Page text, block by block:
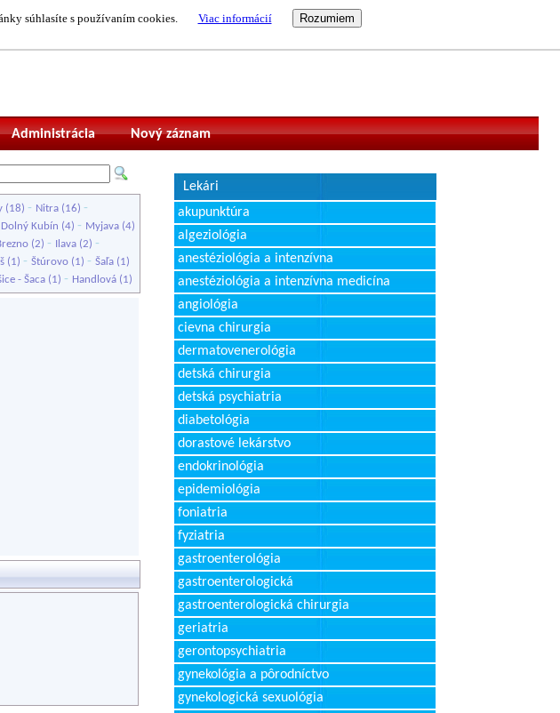
súhlasíte s používaním cookies. Viac informácií
Nový záznam
Administrácia
(18) - Nitra (16) -
Dolný Kubín (4) - Myjava (4)
(2) - Ilava (2) -
(1) - Štúrovo (1) - Šaľa (1)
- Šaca (1) - Handlová (1)
Lekári
akupunktúra
algeziológia
anestéziológia a intenzívna
anestéziológia a intenzívna medicína
angiológia
cievna chirurgia
dermatovenerológia
detská chirurgia
detská psychiatria
diabetológia
dorastové lekárstvo
endokrinológia
epidemiológia
foniatria
fyziatria
gastroenterológia
gastroenterologická
gastroenterologická chirurgia
geriatria
gerontopsychiatria
gynekológia a pôrodníctvo
gynekologická sexuológia